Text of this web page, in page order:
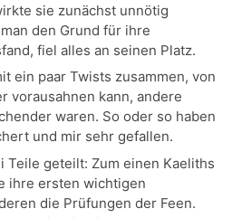
sie zunächst unnötig
den Grund für ihre
fiel alles an seinen Platz.
ein paar Twists zusammen, von
vorausahnen kann, andere
waren. So oder so haben
und mir sehr gefallen.
Teile geteilt: Zum einen Kaeliths
ihre ersten wichtigen
die Prüfungen der Feen.